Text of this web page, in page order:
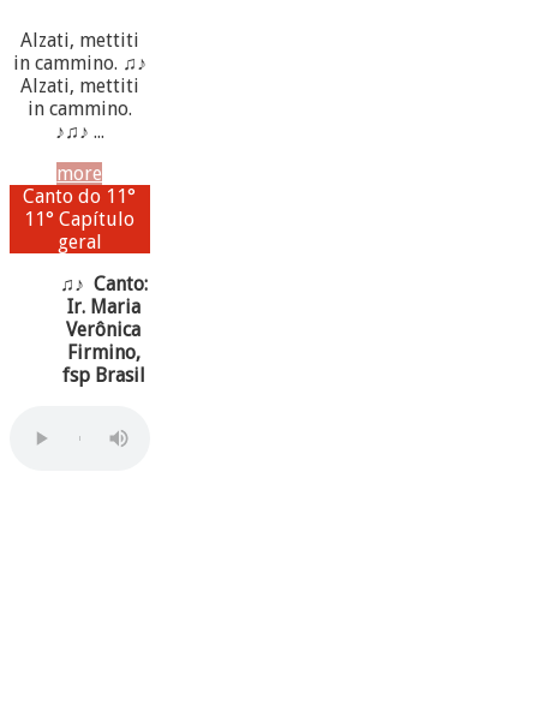
Alzati, mettiti
in cammino. ♫♪
Alzati, mettiti
in cammino.
♪♫♪ ...
more
Canto do 11°
11° Capítulo
geral
♫♪ Canto:
Ir. Maria
Verônica
Firmino,
fsp Brasil